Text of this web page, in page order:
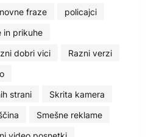
fraze
policajci
in prikuhe
dobri vici
Razni verzi
strani
Skrita kamera
Smešne reklame